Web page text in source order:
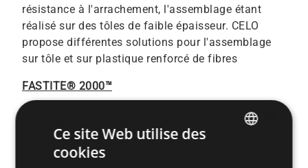
résistance à l'arrachement, l'assemblage étant
réalisé sur des tôles de faible épaisseur. CELO
propose différentes solutions pour l'assemblage
sur tôle et sur plastique renforcé de fibres
FASTITE® 2000™
EXTRUDE-TITE®
Ce site Web utilise des
cookies